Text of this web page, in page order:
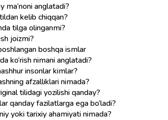
ma’noni anglatadi?
kelib chiqqan?
tilga olinganmi?
joizmi?
boshqa ismlar
ko‘rish nimani anglatadi?
insonlar kimlar?
afzalliklari nimada?
tilidagi yozilishi qanday?
qanday fazilatlarga ega bo‘ladi?
yoki tarixiy ahamiyati nimada?